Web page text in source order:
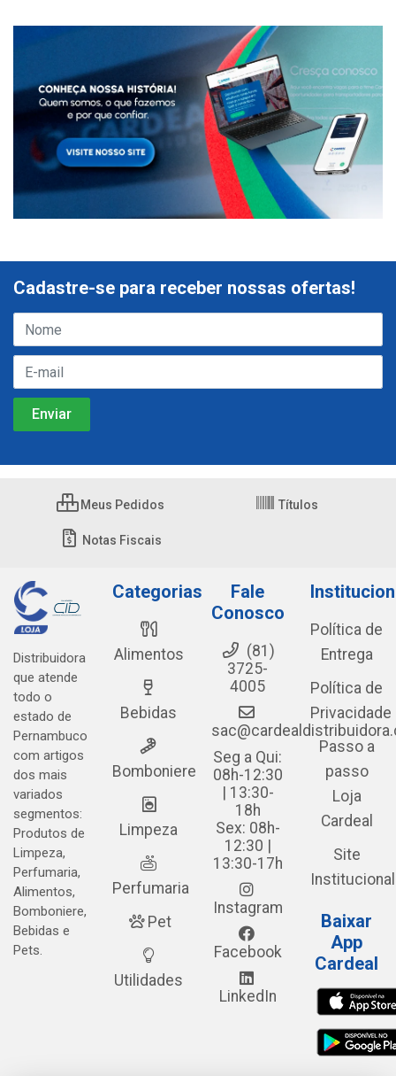
Cadastre-se para receber nossas ofertas!
Meus Pedidos Títulos
Notas Fiscais
Distribuidora
que atende
todo o
estado de
Pernambuco
com artigos
dos mais
variados
segmentos:
Produtos de
Limpeza,
Perfumaria,
Alimentos,
Bomboniere,
Bebidas e
Pets.
Categorias
Alimentos
Bebidas
Bomboniere
Limpeza
Perfumaria
Pet
Utilidades
Fale
Conosco
(81)
3725-
4005
Seg a Qui:
08h-12:30
| 13:30-
18h
Sex: 08h-
12:30 |
13:30-17h
Instagram
Facebook
LinkedIn
Política de
Entrega
Política de
Privacidade
Passo a
passo
Loja
Cardeal
Site
Institucional
Baixar
App
Cardeal